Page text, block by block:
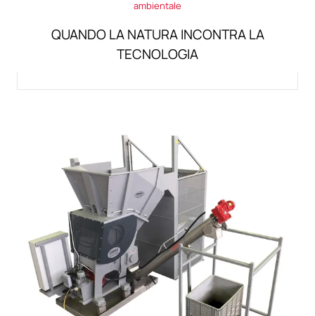
ambientale
QUANDO LA NATURA INCONTRA LA
TECNOLOGIA